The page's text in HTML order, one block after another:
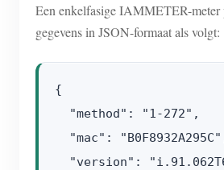
Een enkelfasige IAMMETER-meter
gegevens in JSON-formaat als volgt:
{
  "method": "1-272",
"mac":
"version":